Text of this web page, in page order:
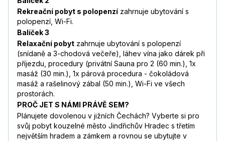
Rekreační pobyt s polopenzí zahrnuje ubytování s
polopenzí, Wi-Fi.
Balíček 3
Relaxační pobyt zahrnuje ubytování s polopenzí
(snídaně a 3-chodová večeře), láhev vína jako dárek při
příjezdu, procedury (privátní Sauna pro 2 (60 min.), 1x
masáž (30 min.), 1x párová procedura - čokoládová
masáž a rašelinový zábal (50 min.), Wi-Fi ve všech
prostorách.
PROČ JET S NÁMI PRÁVĚ SEM?
Plánujete dovolenou v jižních Čechách? Vyberte si pro
svůj pobyt kouzelné město Jindřichův Hradec s třetím
největším hradem a zámkem a rovnou se ubytujte v